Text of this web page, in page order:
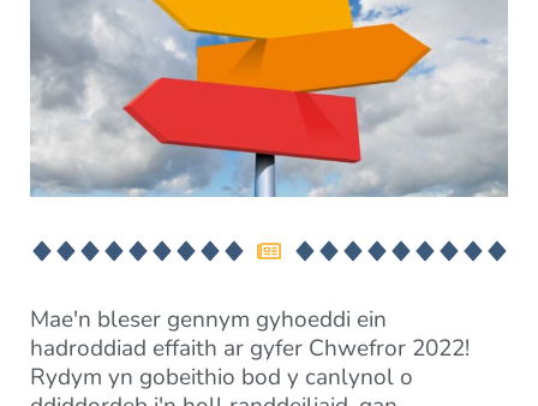
Mae'n bleser gennym gyhoeddi ein
hadroddiad effaith ar gyfer Chwefror 2022!
Rydym yn gobeithio bod y canlynol o